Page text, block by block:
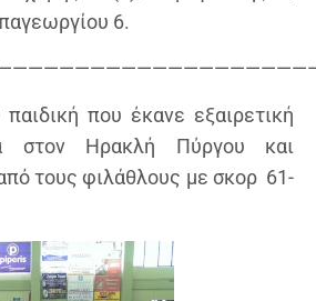
6.
που έκανε εξαιρετική
στον Ηρακλή Πύργου και
τους φιλάθλους με σκορ 61-